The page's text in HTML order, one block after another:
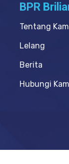
BPR
Tentang
Lelang
Berita
Hubungi